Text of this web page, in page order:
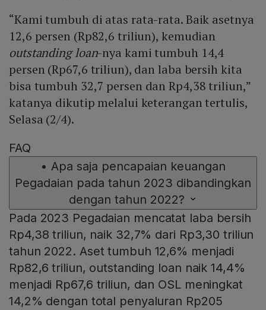
“Kami tumbuh di atas rata-rata. Baik asetnya
12,6 persen (Rp82,6 triliun), kemudian
outstanding loan-nya kami tumbuh 14,4
persen (Rp67,6 triliun), dan laba bersih kita
bisa tumbuh 32,7 persen dan Rp4,38 triliun,”
katanya dikutip melalui keterangan tertulis,
Selasa (2/4).
FAQ
• Apa saja pencapaian keuangan
Pegadaian pada tahun 2023 dibandingkan
dengan tahun 2022?
Pada 2023 Pegadaian mencatat laba bersih
Rp4,38 triliun, naik 32,7% dari Rp3,30 triliun
tahun 2022. Aset tumbuh 12,6% menjadi
Rp82,6 triliun, outstanding loan naik 14,4%
menjadi Rp67,6 triliun, dan OSL meningkat
14,2% dengan total penyaluran Rp205